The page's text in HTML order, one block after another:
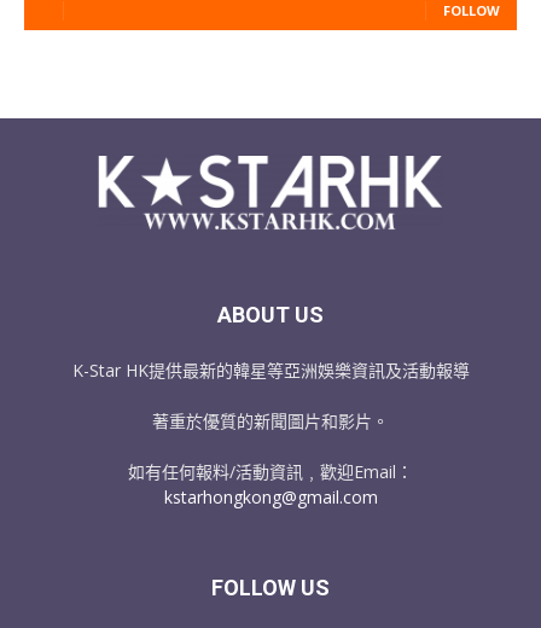
FOLLOW
ABOUT US
K-Star HK提供最新的韓星等亞洲娛樂資訊及活動報導
著重於優質的新聞圖片和影片。
如有任何報料/活動資訊﹐歡迎Email：
kstarhongkong@gmail.com
FOLLOW US